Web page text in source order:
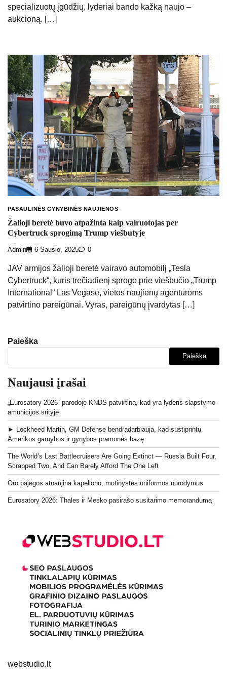
specializuotų įgūdžių, lyderiai bando kažką naujo –
aukcioną. […]
PASAULINĖS GYNYBINĖS NAUJIENOS
Žalioji beretė buvo atpažinta kaip vairuotojas per
Cybertruck sprogimą Trump viešbutyje
Admin 6 Sausio, 2025 0
JAV armijos žalioji beretė vairavo automobilį „Tesla
Cybertruck“, kuris trečiadienį sprogo prie viešbučio „Trump
International“ Las Vegase, vietos naujienų agentūroms
patvirtino pareigūnai. Vyras, pareigūnų įvardytas […]
Paieška
Paieška
Naujausi įrašai
„Eurosatory 2026“ parodoje KNDS patvirtina, kad yra lyderis slapstymo
amunicijos srityje
► Lockheed Martin, GM Defense bendradarbiauja, kad sustiprintų
Amerikos gamybos ir gynybos pramonės bazę
The World’s Last Battlecruisers Are Going Extinct — Russia Built Four,
Scrapped Two, And Can Barely Afford The One Left
Oro pajėgos atnaujina kapeliono, motinystės uniformos nurodymus
Eurosatory 2026: Thales ir Mesko pasirašo susitarimo memorandumą
webstudio.lt